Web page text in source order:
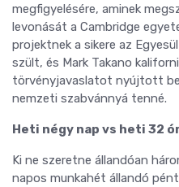
megfigyelésére, aminek
levonását a Cambridge
projektnek a sikere az
szült, és Mark Takano
törvényjavaslatot nyújtott
nemzeti szabvánnyá tenné.
Heti négy nap vs heti 32
Ki ne szeretne állandóan
napos munkahét állandó